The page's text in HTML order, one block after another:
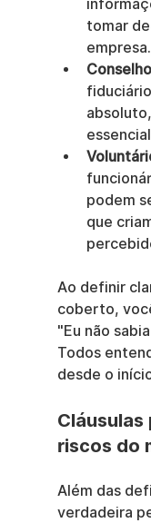
tomar
empresa.
podem
que
Ao definir
coberto,
"Eu não
Todos
desde o
riscos do
Além das
verdadeira